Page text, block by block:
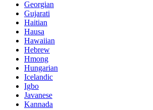
Georgian
Gujarati
Haitian
Hausa
Hawaiian
Hebrew
Hmong
Hungarian
Icelandic
Igbo
Javanese
Kannada